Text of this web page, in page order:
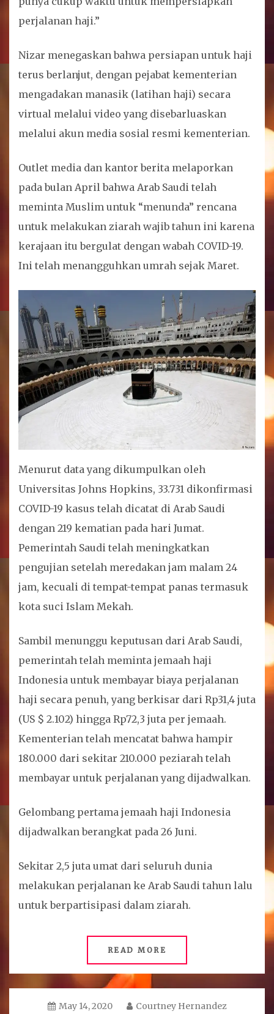
perjalanan haji.”
Nizar menegaskan bahwa persiapan untuk haji
terus berlanjut, dengan pejabat kementerian
mengadakan manasik (latihan haji) secara
virtual melalui video yang disebarluaskan
melalui akun media sosial resmi kementerian.
Outlet media dan kantor berita melaporkan
pada bulan April bahwa Arab Saudi telah
meminta Muslim untuk “menunda” rencana
untuk melakukan ziarah wajib tahun ini karena
kerajaan itu bergulat dengan wabah COVID-19.
Ini telah menangguhkan umrah sejak Maret.
Menurut data yang dikumpulkan oleh
Universitas Johns Hopkins, 33.731 dikonfirmasi
COVID-19 kasus telah dicatat di Arab Saudi
dengan 219 kematian pada hari Jumat.
Pemerintah Saudi telah meningkatkan
pengujian setelah meredakan jam malam 24
jam, kecuali di tempat-tempat panas termasuk
kota suci Islam Mekah.
Sambil menunggu keputusan dari Arab Saudi,
pemerintah telah meminta jemaah haji
Indonesia untuk membayar biaya perjalanan
haji secara penuh, yang berkisar dari Rp31,4 juta
(US $ 2.102) hingga Rp72,3 juta per jemaah.
Kementerian telah mencatat bahwa hampir
180.000 dari sekitar 210.000 peziarah telah
membayar untuk perjalanan yang dijadwalkan.
Gelombang pertama jemaah haji Indonesia
dijadwalkan berangkat pada 26 Juni.
Sekitar 2,5 juta umat dari seluruh dunia
melakukan perjalanan ke Arab Saudi tahun lalu
untuk berpartisipasi dalam ziarah.
READ MORE
May 14, 2020 Courtney Hernandez